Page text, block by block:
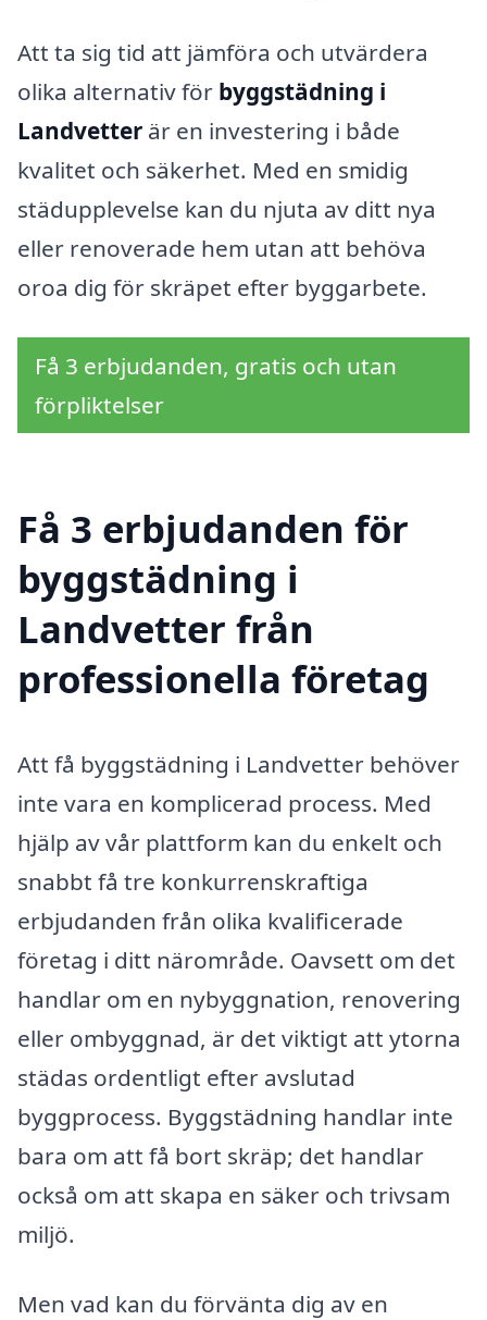
Att ta sig tid att jämföra och utvärdera
olika alternativ för byggstädning i
Landvetter är en investering i både
kvalitet och säkerhet. Med en smidig
städupplevelse kan du njuta av ditt nya
eller renoverade hem utan att behöva
oroa dig för skräpet efter byggarbete.
Få 3 erbjudanden, gratis och utan
förpliktelser
Få 3 erbjudanden för
byggstädning i
Landvetter från
professionella företag
Att få byggstädning i Landvetter behöver
inte vara en komplicerad process. Med
hjälp av vår plattform kan du enkelt och
snabbt få tre konkurrenskraftiga
erbjudanden från olika kvalificerade
företag i ditt närområde. Oavsett om det
handlar om en nybyggnation, renovering
eller ombyggnad, är det viktigt att ytorna
städas ordentligt efter avslutad
byggprocess. Byggstädning handlar inte
bara om att få bort skräp; det handlar
också om att skapa en säker och trivsam
miljö.
Men vad kan du förvänta dig av en